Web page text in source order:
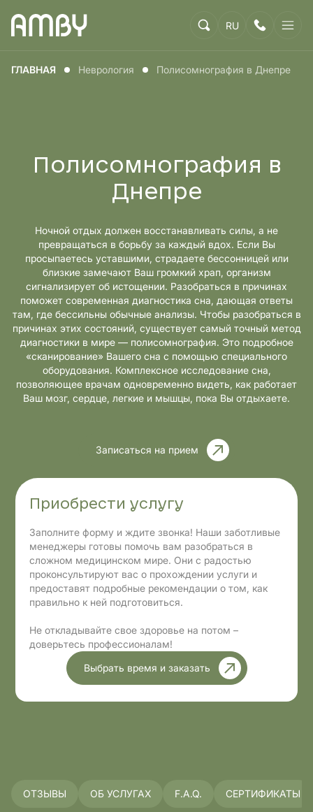
RU
ГЛАВНАЯ Неврология Полисомнография в Днепре
Полисомнография в
Днепре
Ночной отдых должен восстанавливать силы, а не
превращаться в борьбу за каждый вдох. Если Вы
просыпаетесь уставшими, страдаете бессонницей или
близкие замечают Ваш громкий храп, организм
сигнализирует об истощении. Разобраться в причинах
поможет современная диагностика сна, дающая ответы
там, где бессильны обычные анализы. Чтобы разобраться в
причинах этих состояний, существует самый точный метод
диагностики в мире — полисомнография. Это подробное
«сканирование» Вашего сна с помощью специального
оборудования. Комплексное исследование сна,
позволяющее врачам одновременно видеть, как работает
Ваш мозг, сердце, легкие и мышцы, пока Вы отдыхаете.
Записаться на прием
Приобрести услугу
Заполните форму и ждите звонка! Наши заботливые
менеджеры готовы помочь вам разобраться в
сложном медицинском мире. Они с радостью
проконсультируют вас о прохождении услуги и
предоставят подробные рекомендации о том, как
правильно к ней подготовиться.
Не откладывайте свое здоровье на потом –
доверьтесь профессионалам!
Выбрать время и заказать
ОТЗЫВЫ ОБ УСЛУГАХ F.A.Q. СЕРТИФИКАТЫ